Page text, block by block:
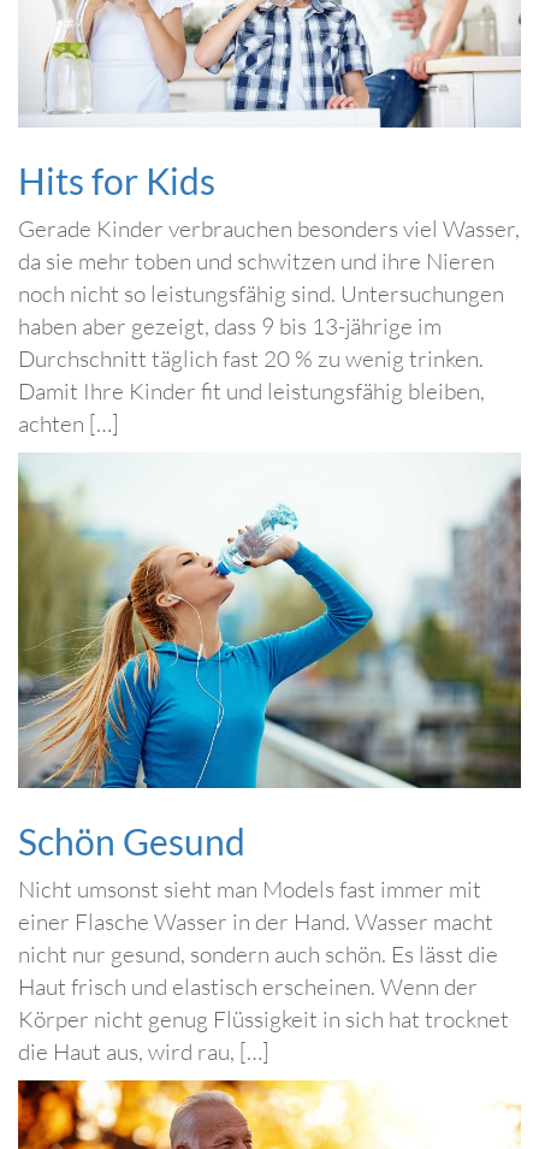
Hits for Kids
Gerade Kinder verbrauchen besonders viel Wasser,
da sie mehr toben und schwitzen und ihre Nieren
noch nicht so leistungsfähig sind. Untersuchungen
haben aber gezeigt, dass 9 bis 13-jährige im
Durchschnitt täglich fast 20 % zu wenig trinken.
Damit Ihre Kinder fit und leistungsfähig bleiben,
achten […]
Schön Gesund
Nicht umsonst sieht man Models fast immer mit
einer Flasche Wasser in der Hand. Wasser macht
nicht nur gesund, sondern auch schön. Es lässt die
Haut frisch und elastisch erscheinen. Wenn der
Körper nicht genug Flüssigkeit in sich hat trocknet
die Haut aus, wird rau, […]